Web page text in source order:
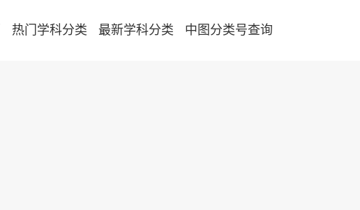
热门学科分类 最新学科分类 中图分类号查询